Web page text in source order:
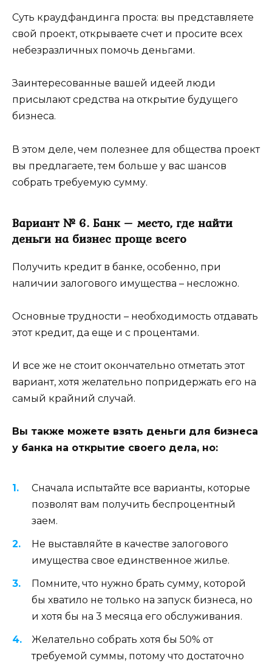
Суть краудфандинга проста: вы представляете
свой проект, открываете счет и просите всех
небезразличных помочь деньгами.
Заинтересованные вашей идеей люди
присылают средства на открытие будущего
бизнеса.
В этом деле, чем полезнее для общества проект
вы предлагаете, тем больше у вас шансов
собрать требуемую сумму.
Вариант № 6. Банк – место, где найти
деньги на бизнес проще всего
Получить кредит в банке, особенно, при
наличии залогового имущества – несложно.
Основные трудности – необходимость отдавать
этот кредит, да еще и с процентами.
И все же не стоит окончательно отметать этот
вариант, хотя желательно попридержать его на
самый крайний случай.
Вы также можете взять деньги для бизнеса
у банка на открытие своего дела, но:
Сначала испытайте все варианты, которые
позволят вам получить беспроцентный
заем.
Не выставляйте в качестве залогового
имущества свое единственное жилье.
Помните, что нужно брать сумму, которой
бы хватило не только на запуск бизнеса, но
и хотя бы на 3 месяца его обслуживания.
Желательно собрать хотя бы 50% от
требуемой суммы, потому что достаточно